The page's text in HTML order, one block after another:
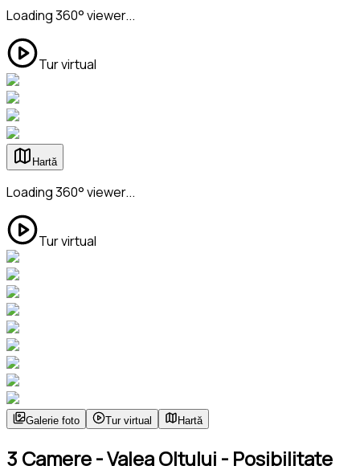
Loading 360° viewer...
Tur virtual
Hartă
Loading 360° viewer...
Tur virtual
Galerie foto Tur virtual Hartă
3 Camere - Valea Oltului - Posibilitate